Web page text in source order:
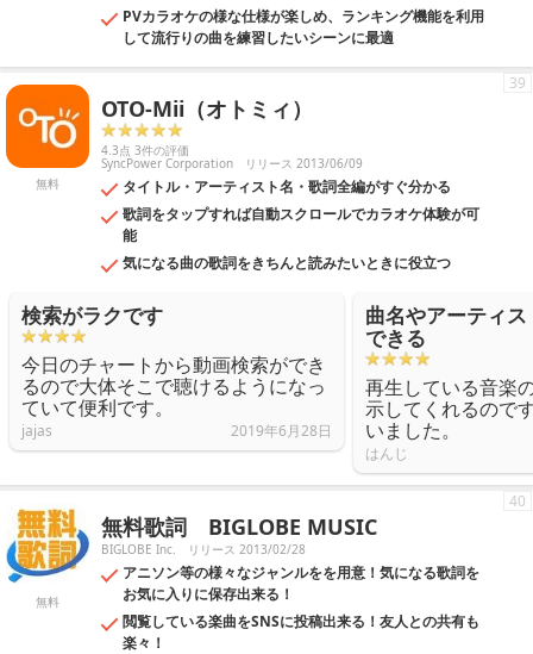
PVカラオケの様な仕様が楽しめ、ランキング機能を利用
して流行りの曲を練習したいシーンに最適
無料
OTO-Mii（オトミィ）
4.3点 3件の評価
SyncPower Corporation リリース 2013/06/09
タイトル・アーティスト名・歌詞全編がすぐ分かる
歌詞をタップすれば自動スクロールでカラオケ体験が可
能
気になる曲の歌詞をきちんと読みたいときに役立つ
39
検索がラクです
今日のチャートから動画検索ができ
るので大体そこで聴けるようになっ
ていて便利です。
jajas 2019年6月28日
曲名やアーティ
できる
再生している音楽
示してくれるので
いました。
はんじ
無料
無料歌詞 BIGLOBE MUSIC
BIGLOBE Inc. リリース 2013/02/28
アニソン等の様々なジャンルをを用意！気になる歌詞を
お気に入りに保存出来る！
閲覧している楽曲をSNSに投稿出来る！友人との共有も
楽々！
40